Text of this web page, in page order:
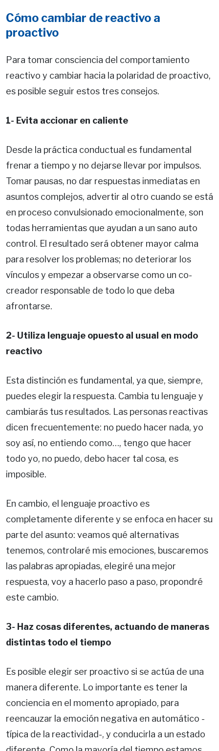
Cómo cambiar de reactivo a
proactivo
Para tomar consciencia del comportamiento
reactivo y cambiar hacia la polaridad de proactivo,
es posible seguir estos tres consejos.
1- Evita accionar en caliente
Desde la práctica conductual es fundamental
frenar a tiempo y no dejarse llevar por impulsos.
Tomar pausas, no dar respuestas inmediatas en
asuntos complejos, advertir al otro cuando se está
en proceso convulsionado emocionalmente, son
todas herramientas que ayudan a un sano auto
control. El resultado será obtener mayor calma
para resolver los problemas; no deteriorar los
vínculos y empezar a observarse como un co-
creador responsable de todo lo que deba
afrontarse.
2- Utiliza lenguaje opuesto al usual en modo
reactivo
Esta distinción es fundamental, ya que, siempre,
puedes elegir la respuesta. Cambia tu lenguaje y
cambiarás tus resultados. Las personas reactivas
dicen frecuentemente: no puedo hacer nada, yo
soy así, no entiendo como…, tengo que hacer
todo yo, no puedo, debo hacer tal cosa, es
imposible.
En cambio, el lenguaje proactivo es
completamente diferente y se enfoca en hacer su
parte del asunto: veamos qué alternativas
tenemos, controlaré mis emociones, buscaremos
las palabras apropiadas, elegiré una mejor
respuesta, voy a hacerlo paso a paso, propondré
este cambio.
3- Haz cosas diferentes, actuando de maneras
distintas todo el tiempo
Es posible elegir ser proactivo si se actúa de una
manera diferente. Lo importante es tener la
conciencia en el momento apropiado, para
reencauzar la emoción negativa en automático -
típica de la reactividad-, y conducirla a un estado